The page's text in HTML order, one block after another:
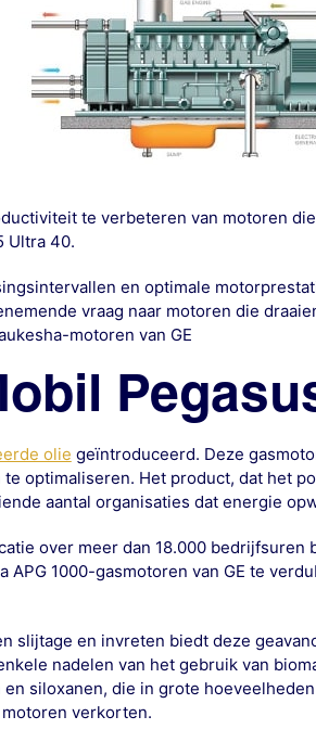
te verbeteren van motoren
Ultra 40.
en optimale
vraag naar motoren die
motoren van GE
olie geïntroduceerd. Deze
optimaliseren. Het product, dat het
aantal organisaties dat energie
over meer dan 18.000 bedrijfsuren
1000-gasmotoren van GE te
slijtage en invreten biedt deze
nadelen van het gebruik van
siloxanen, die in grote
verkorten.